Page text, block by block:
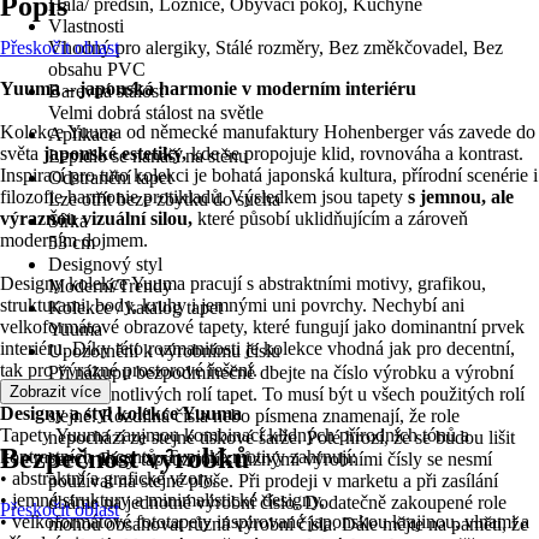
Hala/ předsíň, Ložnice, Obývací pokoj, Kuchyně
Vlastnosti
Vhodný pro alergiky, Stálé rozměry, Bez změkčovadel, Bez
obsahu PVC
Barevná stálost
Velmi dobrá stálost na světle
Aplikace
Lepidlo se nanáší na stěnu
Odstranění tapet
Lze otřít beze zbytku do sucha
Šířka
53 cm
Designový styl
Moderní/Trendy
Kolekce / katalog tapet
Yuuma
Upozornění k výrobnímu číslu
Při nákupu bezpodmínečně dbejte na číslo výrobku a výrobní
číslo jednotlivých rolí tapet. To musí být u všech použitých rolí
stejné. Rozdílná čísla nebo písmena znamenají, že role
nepochází ze stejné tiskové šarže. Poté hrozí, že se budou lišit
barvy. Pásy tapet z rolí s různými výrobními čísly se nesmí
používat na stejné ploše. Při prodeji v marketu a při zasílání
dbáme na jednotné výrobní číslo. Dodatečně zakoupené role
mohou obsahovat různá výrobní čísla. Dále mějte na paměti, že
Přeskočit oblast
Yuuma – japonská harmonie v moderním interiéru
Kolekce Yuuma od německé manufaktury Hohenberger vás zavede do
světa japonské estetiky,kde se propojuje klid, rovnováha a kontrast.
Inspirací pro tuto kolekci je bohatá japonská kultura, přírodní scenérie i
filozofie harmonie protikladů. Výsledkem jsou tapety s jemnou, ale
výraznou vizuální silou, které působí uklidňujícím a zároveň
moderním dojmem.
Designy kolekce Yuuma pracují s abstraktními motivy, grafikou,
strukturami, body, kruhy i jemnými uni povrchy. Nechybí ani
velkoformátové obrazové tapety, které fungují jako dominantní prvek
interiéru. Díky této rozmanitosti je kolekce vhodná jak pro decentní,
tak pro výrazné prostorové řešení.
Designy a styl kolekce Yuuma
Tapety Yuuma zaujmou kombinací klidných přírodních tónů a
kontrastních akcentů. Typické motivy zahrnují:
• abstraktní a grafické vzory,
• jemné struktury a minimalistické designy,
• velkoformátové fototapety inspirované japonskou krajinou, vlnami a
Zobrazit více
Bezpečnost výrobků
Přeskočit oblast